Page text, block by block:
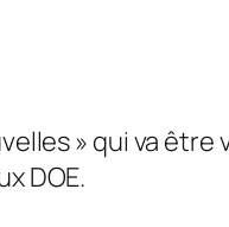
» qui va être
DOE.